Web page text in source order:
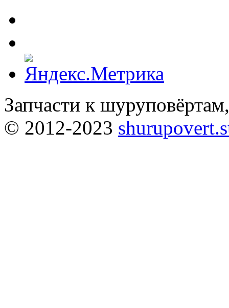
Запчасти к
© 2012-2023